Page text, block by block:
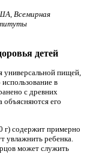
Всемирная
детей
универсальной пищей,
в
с древних
объясняются его
г) содержит примерно
увлажнить ребенка.
может служить